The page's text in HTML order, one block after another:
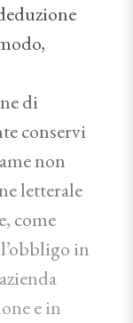
di
conservi
non
letterale
come
in
e in